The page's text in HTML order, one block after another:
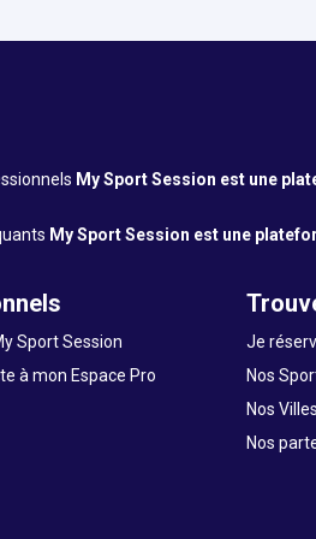
My Sport Session est une
My Sport Session est une
Sport Session
à mon Espace Pro
Je
Nos
Nos Villes
Nos